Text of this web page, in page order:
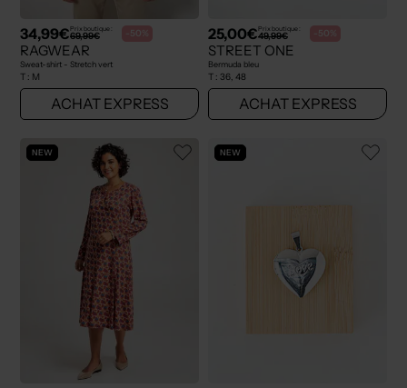
34,99€Prix boutique :
69,99€ -50%
RAGWEAR
Sweat-shirt - Stretch vert
T : M
ACHAT EXPRESS
25,00€Prix boutique :
49,99€ -50%
STREET ONE
Bermuda bleu
T : 36, 48
ACHAT EXPRESS
NEW NEW